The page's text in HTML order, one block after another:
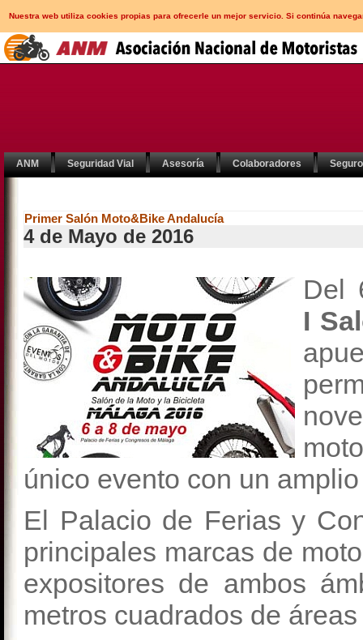
Nuestra web utiliza cookies propias para ofrecerle un mejor servicio. Si continúa
ANM Seguridad Vial Asesoría Colaboradores
Primer Salón Moto&Bike Andalucía
4 de Mayo de 2016
Del
I
único evento con un
El Palacio de Ferias y
principales marcas de
expositores de ambos
metros cuadrados de